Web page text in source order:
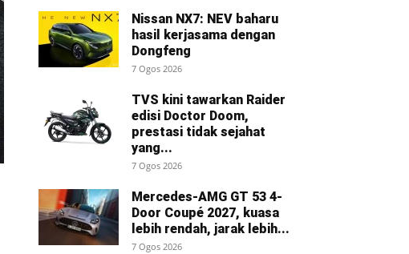
Nissan NX7: NEV baharu
hasil kerjasama dengan
Dongfeng
7 Ogos 2026
TVS kini tawarkan Raider
edisi Doctor Doom,
prestasi tidak sejahat
yang...
7 Ogos 2026
Mercedes-AMG GT 53 4-
Door Coupé 2027, kuasa
lebih rendah, jarak lebih...
7 Ogos 2026